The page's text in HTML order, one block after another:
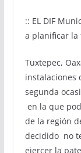
:: EL DIF
a planificar la
Tuxtepec,
instalaciones
segunda
en la que
de la región
decidido no
ejercer la